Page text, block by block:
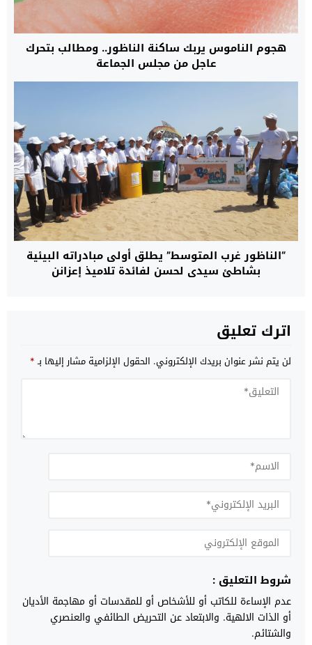
هجوم الناموس يربك ساكنة الناظور.. ومطالب بتحرك
عاجل من مجلس الجماعة
“الناظور غرب المتوسط” يطلق أولى مبادراته البيئية
بشاطئ سيدي لحسن لفائدة تلاميذ إعزانن
اترك تعليق
لن يتم نشر عنوان بريدك الإلكتروني. الحقول الإلزامية مشار إليها بـ*
شروط التعليق :
عدم الإساءة للكاتب أو للأشخاص أو للمقدسات أو مهاجمة الأديان
أو الذات الالهية. والابتعاد عن التحريض الطائفي والعنصري
والشتائم.